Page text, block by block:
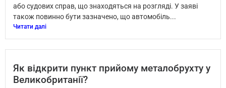
або судових справ, що знаходяться на розгляді. У заяві
також повинно бути зазначено, що автомобіль...
Читати далі
Як відкрити пункт прийому металобрухту у
Великобританії?